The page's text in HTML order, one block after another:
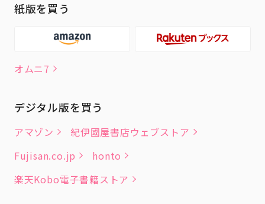
紙版を買う
オムニ7
デジタル版を買う
アマゾン
紀伊國屋書店ウェブストア
Fujisan.co.jp
honto
楽天Kobo電子書籍ストア